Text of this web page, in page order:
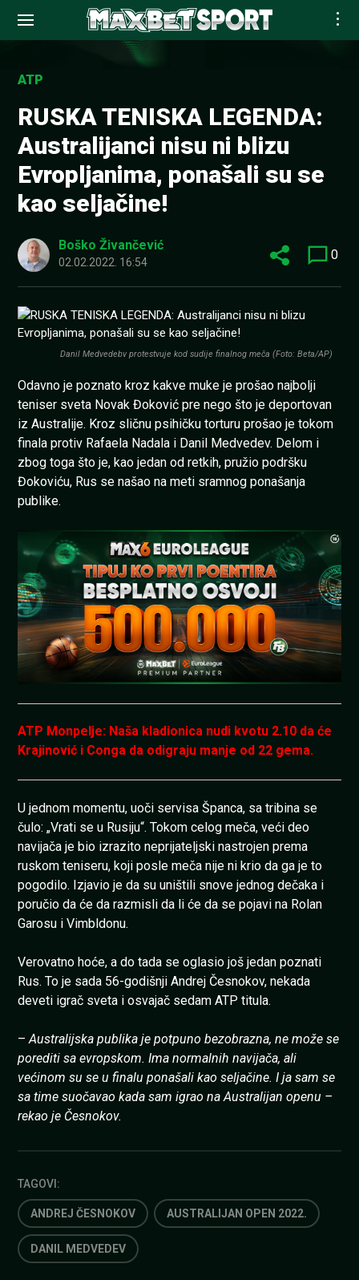
content
ATP
RUSKA TENISKA LEGENDA:
Australijanci nisu ni blizu
Evropljanima, ponašali su se
kao seljačine!
Boško Živančević
02.02.2022. 16:54 0
Danil Medvedebv protestvuje kod sudije finalnog meča (Foto: Beta/AP)
Odavno je poznato kroz kakve muke je prošao najbolji
teniser sveta Novak Đoković pre nego što je deportovan
iz Australije. Kroz sličnu psihičku torturu prošao je tokom
finala protiv Rafaela Nadala i Danil Medvedev. Delom i
zbog toga što je, kao jedan od retkih, pružio podršku
Đokoviću, Rus se našao na meti sramnog ponašanja
publike.
ATP Monpelje: Naša kladionica nudi kvotu 2.10 da će
Krajinović i Conga da odigraju manje od 22 gema.
U jednom momentu, uoči servisa Španca, sa tribina se
čulo: „Vrati se u Rusiju“. Tokom celog meča, veći deo
navijača je bio izrazito neprijateljski nastrojen prema
ruskom teniseru, koji posle meča nije ni krio da ga je to
pogodilo. Izjavio je da su uništili snove jednog dečaka i
poručio da će da razmisli da li će da se pojavi na Rolan
Garosu i Vimbldonu.
Verovatno hoće, a do tada se oglasio još jedan poznati
Rus. To je sada 56-godišnji Andrej Česnokov, nekada
deveti igrač sveta i osvajač sedam ATP titula.
– Australijska publika je potpuno bezobrazna, ne može se
porediti sa evropskom. Ima normalnih navijača, ali
većinom su se u finalu ponašali kao seljačine. I ja sam se
sa time suočavao kada sam igrao na Australijan openu –
rekao je Česnokov.
TAGOVI:
ANDREJ ČESNOKOV AUSTRALIJAN OPEN 2022.
DANIL MEDVEDEV